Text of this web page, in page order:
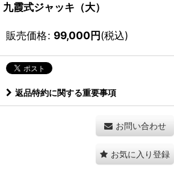
九霞式ジャッキ（大）
販売価格: 99,000円(税込)
返品特約に関する重要事項
お問い合わせ
お気に入り登録